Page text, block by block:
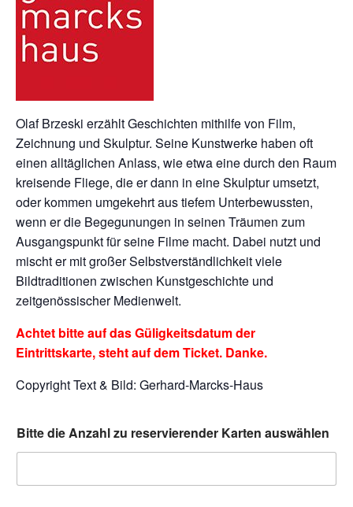
Olaf Brzeski erzählt Geschichten mithilfe von Film,
Zeichnung und Skulptur. Seine Kunstwerke haben oft
einen alltäglichen Anlass, wie etwa eine durch den Raum
kreisende Fliege, die er dann in eine Skulptur umsetzt,
oder kommen umgekehrt aus tiefem Unterbewussten,
wenn er die Begegunungen in seinen Träumen zum
Ausgangspunkt für seine Filme macht. Dabei nutzt und
mischt er mit großer Selbstverständlichkeit viele
Bildtraditionen zwischen Kunstgeschichte und
zeitgenössischer Medienwelt.
Achtet bitte auf das Güligkeitsdatum der
Eintrittskarte, steht auf dem Ticket. Danke.
Copyright Text & Bild: Gerhard-Marcks-Haus
Bitte die Anzahl zu reservierender Karten auswählen